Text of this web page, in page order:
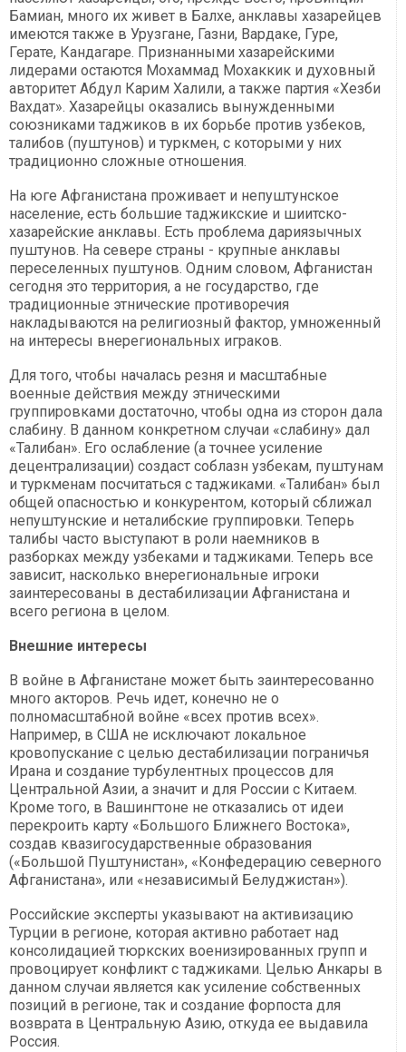
Бамиан, много их живет в Балхе, анклавы хазарейцев
имеются также в Урузгане, Газни, Вардаке, Гуре,
Герате, Кандагаре. Признанными хазарейскими
лидерами остаются Мохаммад Мохаккик и духовный
авторитет Абдул Карим Халили, а также партия «Хезби
Вахдат». Хазарейцы оказались вынужденными
союзниками таджиков в их борьбе против узбеков,
талибов (пуштунов) и туркмен, с которыми у них
традиционно сложные отношения.
На юге Афганистана проживает и непуштунское
население, есть большие таджикские и шиитско-
хазарейские анклавы. Есть проблема дариязычных
пуштунов. На севере страны - крупные анклавы
переселенных пуштунов. Одним словом, Афганистан
сегодня это территория, а не государство, где
традиционные этнические противоречия
накладываются на религиозный фактор, умноженный
на интересы внерегиональных играков.
Для того, чтобы началась резня и масштабные
военные действия между этническими
группировками достаточно, чтобы одна из сторон дала
слабину. В данном конкретном случаи «слабину» дал
«Талибан». Его ослабление (а точнее усиление
децентрализации) создаст соблазн узбекам, пуштунам
и туркменам посчитаться с таджиками. «Талибан» был
общей опасностью и конкурентом, который сближал
непуштунские и неталибские группировки. Теперь
талибы часто выступают в роли наемников в
разборках между узбеками и таджиками. Теперь все
зависит, насколько внерегиональные игроки
заинтересованы в дестабилизации Афганистана и
всего региона в целом.
Внешние интересы
В войне в Афганистане может быть заинтересованно
много акторов. Речь идет, конечно не о
полномасштабной войне «всех против всех».
Например, в США не исключают локальное
кровопускание с целью дестабилизации пограничья
Ирана и создание турбулентных процессов для
Центральной Азии, а значит и для России с Китаем.
Кроме того, в Вашингтоне не отказались от идеи
перекроить карту «Большого Ближнего Востока»,
создав квазигосударственные образования
(«Большой Пуштунистан», «Конфедерацию северного
Афганистана», или «независимый Белуджистан»).
Российские эксперты указывают на активизацию
Турции в регионе, которая активно работает над
консолидацией тюркских военизированных групп и
провоцирует конфликт с таджиками. Целью Анкары в
данном случаи является как усиление собственных
позиций в регионе, так и создание форпоста для
возврата в Центральную Азию, откуда ее выдавила
Россия.